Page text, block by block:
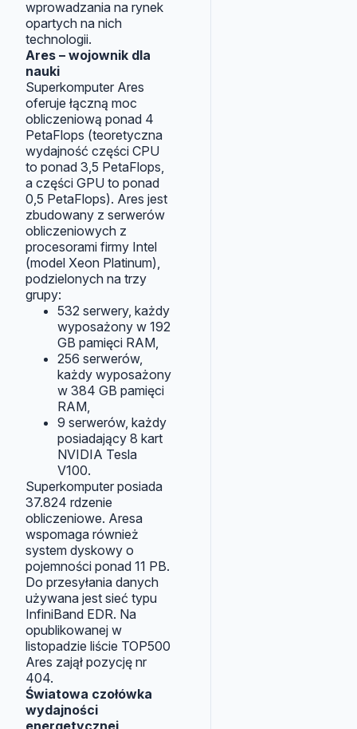
wprowadzania na rynek
opartych na nich
technologii.
Ares – wojownik dla
nauki
Superkomputer Ares
oferuje łączną moc
obliczeniową ponad 4
PetaFlops (teoretyczna
wydajność części CPU
to ponad 3,5 PetaFlops,
a części GPU to ponad
0,5 PetaFlops). Ares jest
zbudowany z serwerów
obliczeniowych z
procesorami firmy Intel
(model Xeon Platinum),
podzielonych na trzy
grupy:
532 serwery, każdy
wyposażony w 192
GB pamięci RAM,
256 serwerów,
każdy wyposażony
w 384 GB pamięci
RAM,
9 serwerów, każdy
posiadający 8 kart
NVIDIA Tesla
V100.
Superkomputer posiada
37.824 rdzenie
obliczeniowe. Aresa
wspomaga również
system dyskowy o
pojemności ponad 11 PB.
Do przesyłania danych
używana jest sieć typu
InfiniBand EDR. Na
opublikowanej w
listopadzie liście TOP500
Ares zajął pozycję nr
404.
Światowa czołówka
wydajności
energetycznej